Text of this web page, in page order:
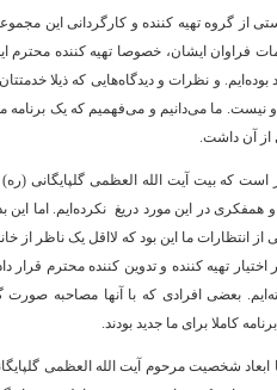
از گروه تهیه کننده و کارگردانی این
فراوان ایشان، خصوصا تهیه کننده
بوده‌ایم. و نظرات و دیدگاه‌هایی که ذیلا
نیست. ما می‌دانیم و می‌فهمیم که یک برنامه
از آن داشت.
است که بیت آیت الله العظمی گلپایگانی
همفکری در این مورد دریغ نکرده‌ایم. اما
از انتظارات ما این بود که لااقل یک ناظر از
اختیار تهیه کننده و تدوین کننده محترم
بعضی افرادی که با آنها مصاحبه
کاملا برای ما جدید بودند.
ابعاد شخصیت مرحوم آیت الله العظمی